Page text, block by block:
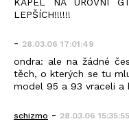
LEPŠÍCH!!!!!!
- 28.03.06 17:01:49
ondra: ale na žádné
těch, o kterých se tu
model 95 a 93 vraceli a
schizmo - 28.03.06 15:35:55